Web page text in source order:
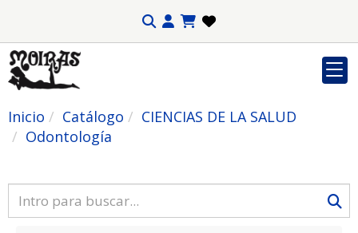
Inicio Catálogo
CIENCIAS DE LA SALUD
Odontología